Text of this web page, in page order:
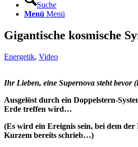
Suche
Menü Menü
Gigantische kosmische
Energetik, Video
Ihr Lieben, eine Supernova steht
Ausgelöst durch ein Doppelstern-
Erde treffen wird…
(Es wird ein Ereignis sein, bei dem
Kurzem bereits schrieb…)